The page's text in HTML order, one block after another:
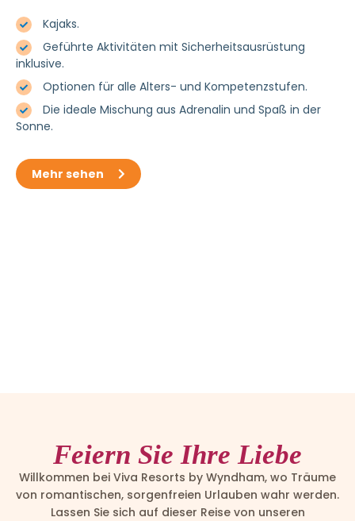
Kajaks.
Geführte Aktivitäten mit Sicherheitsausrüstung
inklusive.
Optionen für alle Alters- und Kompetenzstufen.
Die ideale Mischung aus Adrenalin und Spaß in der
Sonne.
Mehr sehen
Feiern Sie Ihre Liebe
Willkommen bei Viva Resorts by Wyndham, wo Träume
von romantischen, sorgenfreien Urlauben wahr werden.
Lassen Sie sich auf dieser Reise von unseren